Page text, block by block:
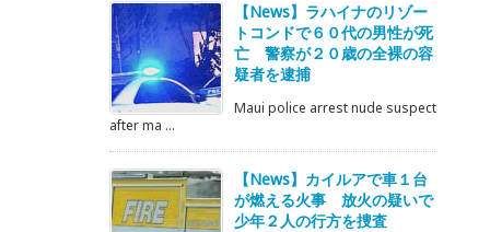
【News】ラハイナのリゾー
トコンドで６０代の男性が死
亡 警察が２０歳の全裸の容
疑者を逮捕
Maui police arrest nude suspect
after ma ...
【News】カイルアで車１台
が燃える火事 放火の疑いで
少年２人の行方を捜査